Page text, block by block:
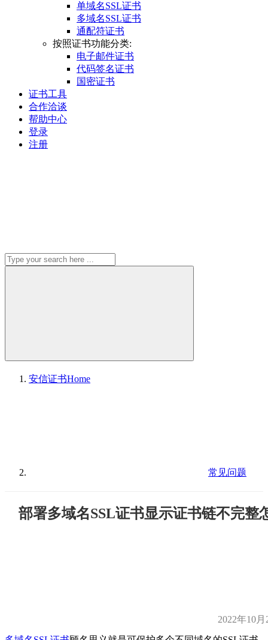
单域名SSL证书
多域名SSL证书
通配符证书
按照证书功能分类:
电子邮件证书
代码签名证书
国密证书
证书工具
合作洽谈
帮助中心
登录
注册
安信证书Home
常见问题
部署多域名SSL证书显示证书链不完整
2022年10月